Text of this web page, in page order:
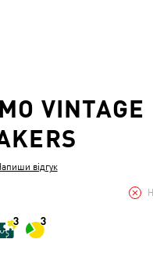
VINTAGE
відгук